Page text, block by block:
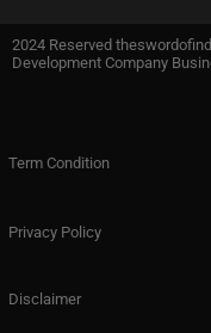
2024 Reserved
Development Company
Term Condition
Privacy Policy
Disclaimer